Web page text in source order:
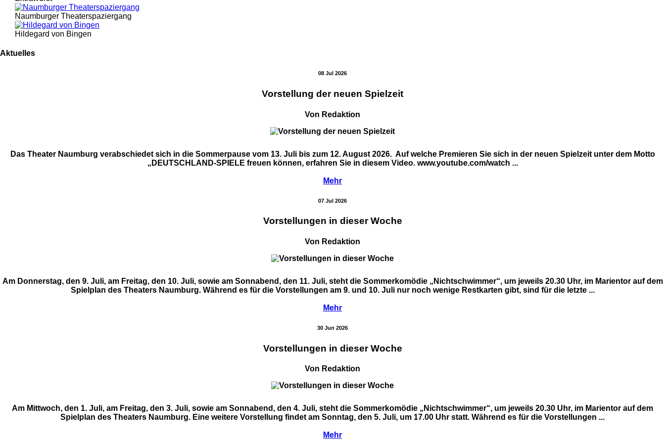
Naumburger Theaterspaziergang
Hildegard von Bingen
Aktuelles
08 Jul 2026
Vorstellung der neuen Spielzeit
Von Redaktion
Das Theater Naumburg verabschiedet sich in die Sommerpause vom 13. Juli bis zum 12. August 2026. Auf welche Premieren Sie sich in der neuen Spielzeit unter dem Motto
„DEUTSCHLAND-SPIELE freuen können, erfahren Sie in diesem Video. www.youtube.com/watch ...
Mehr
07 Jul 2026
Vorstellungen in dieser Woche
Von Redaktion
Am Donnerstag, den 9. Juli, am Freitag, den 10. Juli, sowie am Sonnabend, den 11. Juli, steht die Sommerkomödie „Nichtschwimmer“, um jeweils 20.30 Uhr, im Marientor auf dem
Spielplan des Theaters Naumburg. Während es für die Vorstellungen am 9. und 10. Juli nur noch wenige Restkarten gibt, sind für die letzte ...
Mehr
30 Jun 2026
Vorstellungen in dieser Woche
Von Redaktion
Am Mittwoch, den 1. Juli, am Freitag, den 3. Juli, sowie am Sonnabend, den 4. Juli, steht die Sommerkomödie „Nichtschwimmer“, um jeweils 20.30 Uhr, im Marientor auf dem
Spielplan des Theaters Naumburg. Eine weitere Vorstellung findet am Sonntag, den 5. Juli, um 17.00 Uhr statt. Während es für die Vorstellungen ...
Mehr